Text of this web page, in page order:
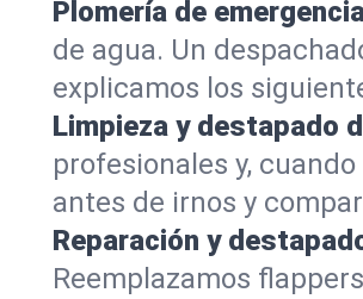
Plomería de
de agua. Un
explicamos los
Limpieza y destapado
profesionales y,
antes de irnos y
Reparación y
Reemplazamos